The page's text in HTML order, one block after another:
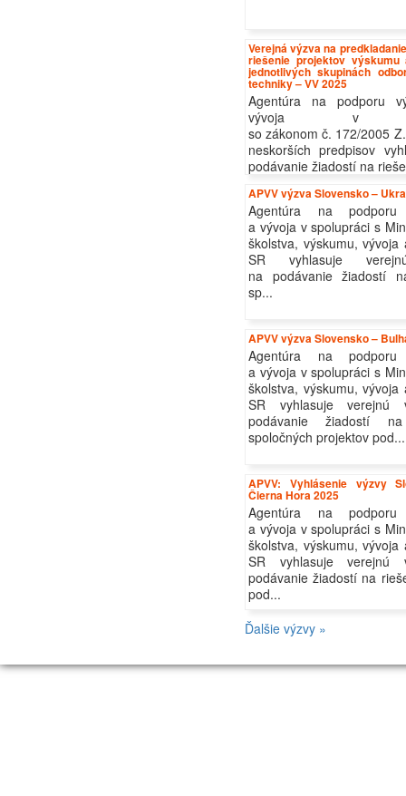
Verejná výzva na
riešenie projektov
jednotlivých skupinách
techniky – VV 2025
Agentúra na podporu
vývoja v
so zákonom č. 172/2005
neskorších predpisov
podávanie žiadostí na
APVV výzva Slovensko –
Agentúra na podporu
a vývoja v spolupráci s
školstva, výskumu, vývoja
SR vyhlasuje
na podávanie žiadostí
sp...
APVV výzva Slovensko –
Agentúra na podporu
a vývoja v spolupráci s
školstva, výskumu, vývoja
SR vyhlasuje verejnú
podávanie žiadostí
spoločných projektov pod...
APVV: Vyhlásenie výzvy
Čierna Hora 2025
Agentúra na podporu
a vývoja v spolupráci s
školstva, výskumu, vývoja
SR vyhlasuje verejnú
podávanie žiadostí na
pod...
Ďalšie výzvy »